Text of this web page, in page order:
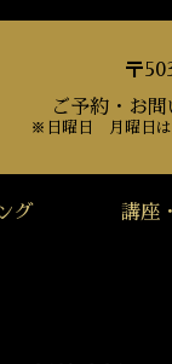
〒
ご予約・お
※日曜日 月曜日は
グ 講座